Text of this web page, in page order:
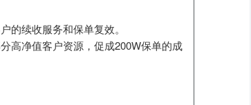
的续收服务和保单复效。
高净值客户资源，促成200W保单的成